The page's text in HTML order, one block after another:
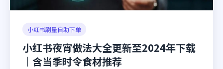
小红书刷量自助下单
小红书夜宵做法大全更新至2024年下载
｜含当季时令食材推荐